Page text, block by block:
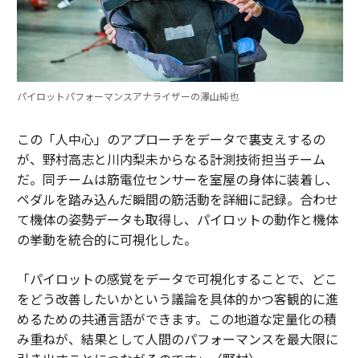
パイロットパフォーマンスアナライザーの澤山純也
この「人中心」のアプローチをデータで裏支えするの
が、野村高志と川内梨未からなる計測技術担当チーム
だ。同チームは筋電位センサーを室屋の身体に装着し、
ペダルを踏み込んだ瞬間の筋活動を詳細に記録。合わせ
て機体の姿勢データも取得し、パイロットの動作と機体
の挙動を統合的に可視化した。
「パイロットの感覚をデータで可視化することで、どこ
をどう改善したいかという議論を具体的かつ客観的に進
めるための共通言語ができます。この地道な定量化の積
み重ねが、結果として人間のパフォーマンスを最大限に